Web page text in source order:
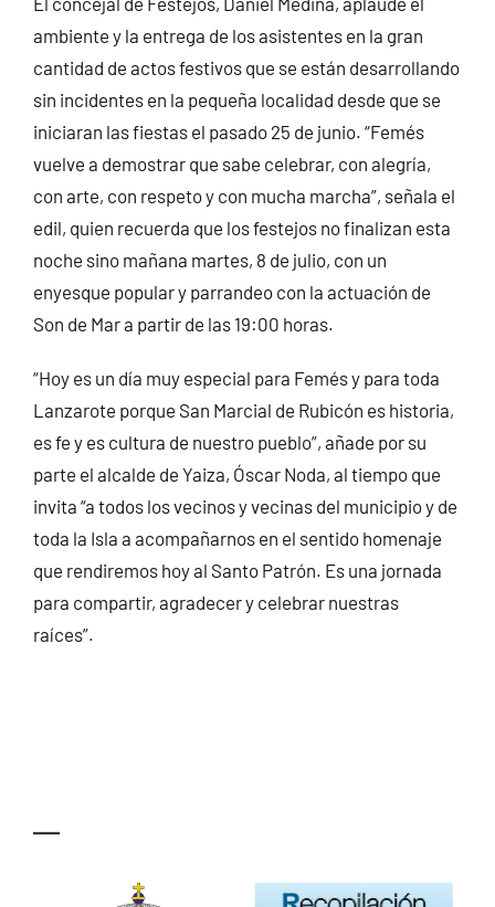
ambiente y la entrega de los asistentes en la gran
cantidad de actos festivos que se están desarrollando
sin incidentes en la pequeña localidad desde que se
iniciaran las fiestas el pasado 25 de junio. “Femés
vuelve a demostrar que sabe celebrar, con alegría,
con arte, con respeto y con mucha marcha”, señala el
edil, quien recuerda que los festejos no finalizan esta
noche sino mañana martes, 8 de julio, con un
enyesque popular y parrandeo con la actuación de
Son de Mar a partir de las 19:00 horas.
“Hoy es un día muy especial para Femés y para toda
Lanzarote porque San Marcial de Rubicón es historia,
es fe y es cultura de nuestro pueblo”, añade por su
parte el alcalde de Yaiza, Óscar Noda, al tiempo que
invita “a todos los vecinos y vecinas del municipio y de
toda la Isla a acompañarnos en el sentido homenaje
que rendiremos hoy al Santo Patrón. Es una jornada
para compartir, agradecer y celebrar nuestras
raíces”.
—